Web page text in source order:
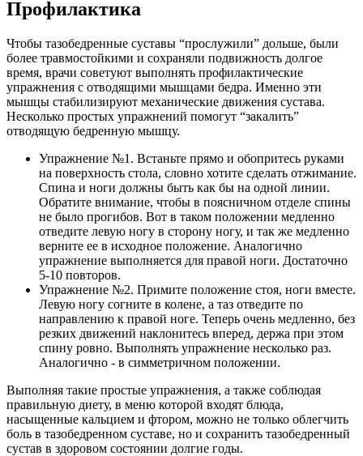
Профилактика
Чтобы тазобедренные суставы “прослужили” дольше, были
более травмостойкими и сохраняли подвижность долгое
время, врачи советуют выполнять профилактические
упражнения с отводящими мышцами бедра. Именно эти
мышцы стабилизируют механические движения сустава.
Несколько простых упражнений помогут “закалить”
отводящую бедренную мышцу.
Упражнение №1. Встаньте прямо и обопритесь руками
на поверхность стола, словно хотите сделать отжимание.
Спина и ноги должны быть как бы на одной линии.
Обратите внимание, чтобы в поясничном отделе спины
не было прогибов. Вот в таком положении медленно
отведите левую ногу в сторону ногу, и так же медленно
верните ее в исходное положение. Аналогично
упражнение выполняется для правой ноги. Достаточно
5-10 повторов.
Упражнение №2. Примите положение стоя, ноги вместе.
Левую ногу согните в колене, а таз отведите по
направлению к правой ноге. Теперь очень медленно, без
резких движений наклонитесь вперед, держа при этом
спину ровно. Выполнять упражнение несколько раз.
Аналогично - в симметричном положении.
Выполняя такие простые упражнения, а также соблюдая
правильную диету, в меню которой входят блюда,
насыщенные кальцием и фтором, можно не только облегчить
боль в тазобедренном суставе, но и сохранить тазобедренный
сустав в здоровом состоянии долгие годы.